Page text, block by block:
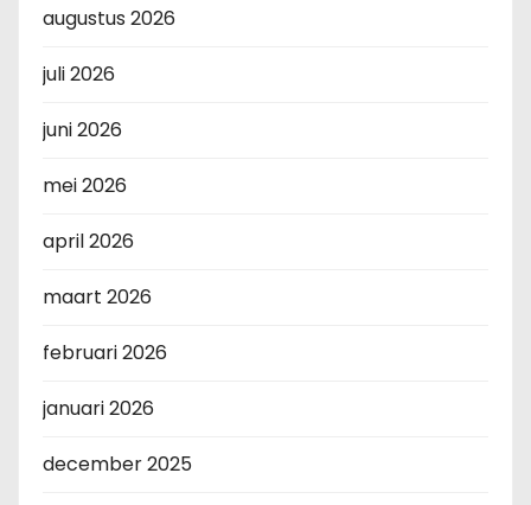
augustus 2026
juli 2026
juni 2026
mei 2026
april 2026
maart 2026
februari 2026
januari 2026
december 2025